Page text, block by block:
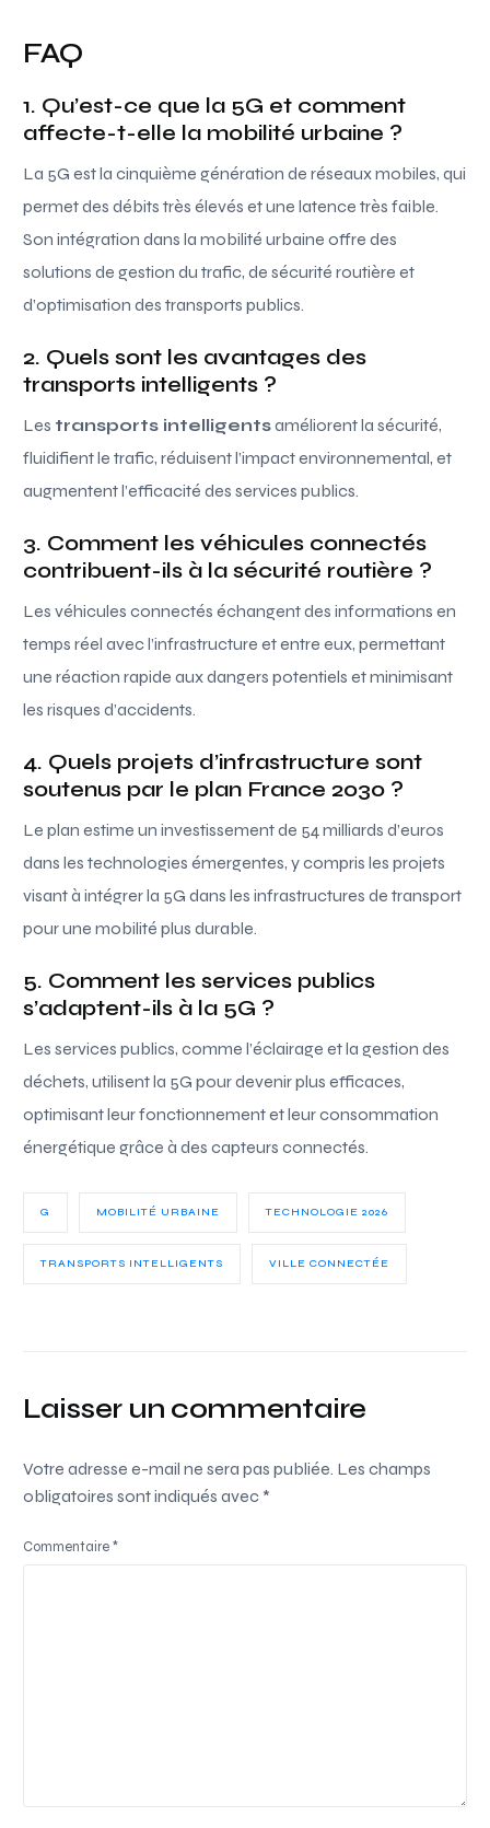
FAQ
1. Qu’est-ce que la 5G et comment
affecte-t-elle la mobilité urbaine ?
La 5G est la cinquième génération de réseaux mobiles, qui
permet des débits très élevés et une latence très faible.
Son intégration dans la mobilité urbaine offre des
solutions de gestion du trafic, de sécurité routière et
d’optimisation des transports publics.
2. Quels sont les avantages des
transports intelligents ?
Les transports intelligentsaméliorent la sécurité,
fluidifient le trafic, réduisent l’impact environnemental, et
augmentent l’efficacité des services publics.
3. Comment les véhicules connectés
contribuent-ils à la sécurité routière ?
Les véhicules connectés échangent des informations en
temps réel avec l’infrastructure et entre eux, permettant
une réaction rapide aux dangers potentiels et minimisant
les risques d’accidents.
4. Quels projets d’infrastructure sont
soutenus par le plan France 2030 ?
Le plan estime un investissement de 54 milliards d’euros
dans les technologies émergentes, y compris les projets
visant à intégrer la 5G dans les infrastructures de transport
pour une mobilité plus durable.
5. Comment les services publics
s’adaptent-ils à la 5G ?
Les services publics, comme l’éclairage et la gestion des
déchets, utilisent la 5G pour devenir plus efficaces,
optimisant leur fonctionnement et leur consommation
énergétique grâce à des capteurs connectés.
G MOBILITÉ URBAINE TECHNOLOGIE 2026
TRANSPORTS INTELLIGENTS VILLE CONNECTÉE
Laisser un commentaire
Votre adresse e-mail ne sera pas publiée. Les champs
obligatoires sont indiqués avec *
Commentaire*